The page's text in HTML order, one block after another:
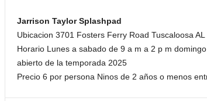
Jarrison Taylor Splashpad
Ubicacion 3701 Fosters Ferry Road Tuscaloosa AL
Horario Lunes a sabado de 9 a m a 2 p m
abierto de la temporada 2025
Precio 6 por persona Ninos de 2 años o menos